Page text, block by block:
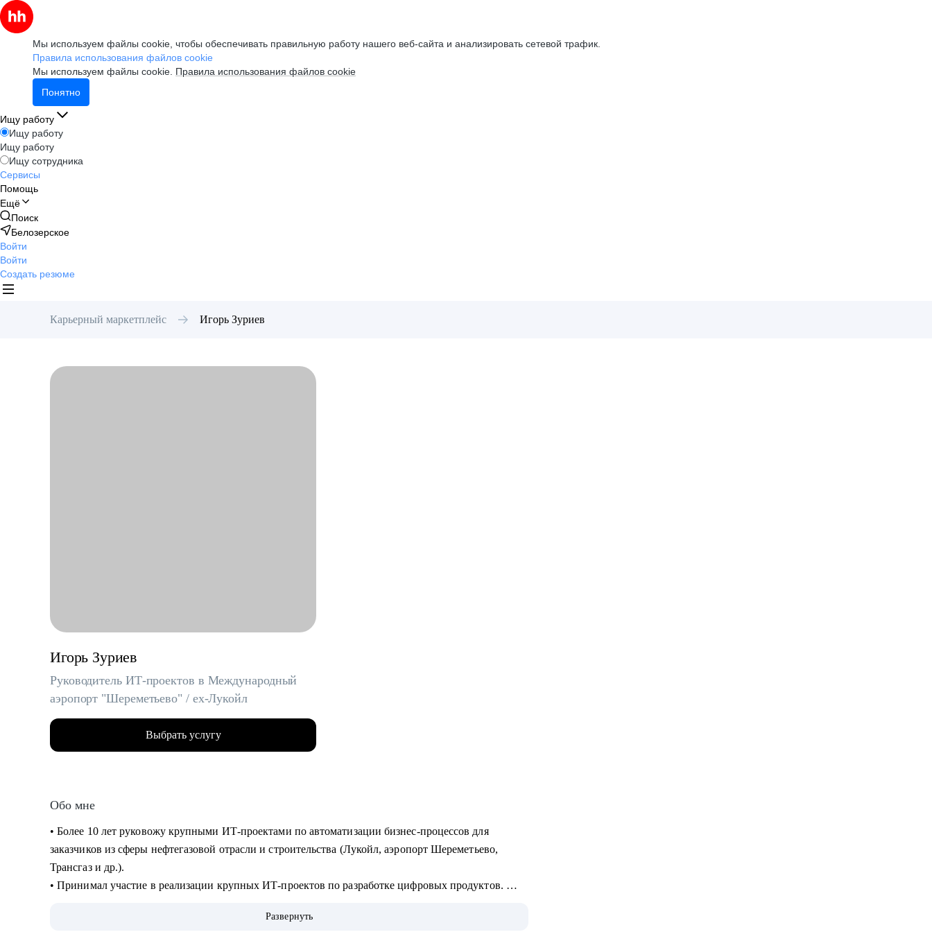
Мы используем файлы cookie, чтобы обеспечивать правильную работу нашего веб-сайта и анализировать сетевой трафик.
Правила использования файлов cookie
Мы используем файлы cookie. Правила использования файлов cookie
Понятно
Ищу работу
Ищу работу
Ищу работу
Ищу сотрудника
Сервисы
Помощь
Ещё
Поиск
Белозерское
Войти
Войти
Создать резюме
Карьерный маркетплейс Игорь Зуриев
Игорь Зуриев
Руководитель ИТ-проектов в Международный
аэропорт "Шереметьево" / ex-Лукойл
Выбрать услугу
Обо мне
• Более 10 лет руковожу крупными ИТ-проектами по автоматизации бизнес-процессов для
заказчиков из сферы нефтегазовой отрасли и строительства (Лукойл, аэропорт Шереметьево,
Трансгаз и др.).
• Принимал участие в реализации крупных ИТ-проектов по разработке цифровых продуктов.
Развернуть